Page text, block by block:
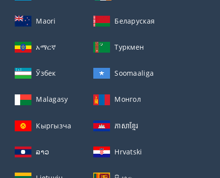
Maori Беларуская
አማርኛ Туркмен
Ўзбек Soomaaliga
Malagasy Монгол
Кыргызча ភាសាខ្មែរ
ລາວ Hrvatski